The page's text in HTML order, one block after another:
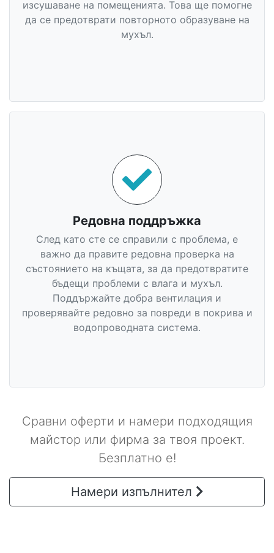
изсушаване на помещенията. Това ще помогне
да се предотврати повторното образуване на
мухъл.
Редовна поддръжка
След като сте се справили с проблема, е
важно да правите редовна проверка на
състоянието на къщата, за да предотвратите
бъдещи проблеми с влага и мухъл.
Поддържайте добра вентилация и
проверявайте редовно за повреди в покрива и
водопроводната система.
Сравни оферти и намери подходящия
майстор или фирма за твоя проект.
Безплатно е!
Намери изпълнител